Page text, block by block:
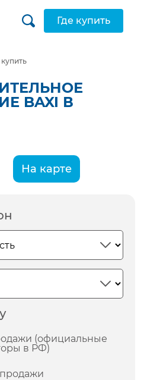
Где купить
купить
BAXI В
На карте
(официальные
в РФ)